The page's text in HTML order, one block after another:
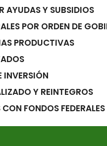
AYUDAS Y SUBSIDIOS
POR ORDEN DE
PRODUCTIVAS
INVERSIÓN
Y REINTEGROS
FONDOS FEDERALES